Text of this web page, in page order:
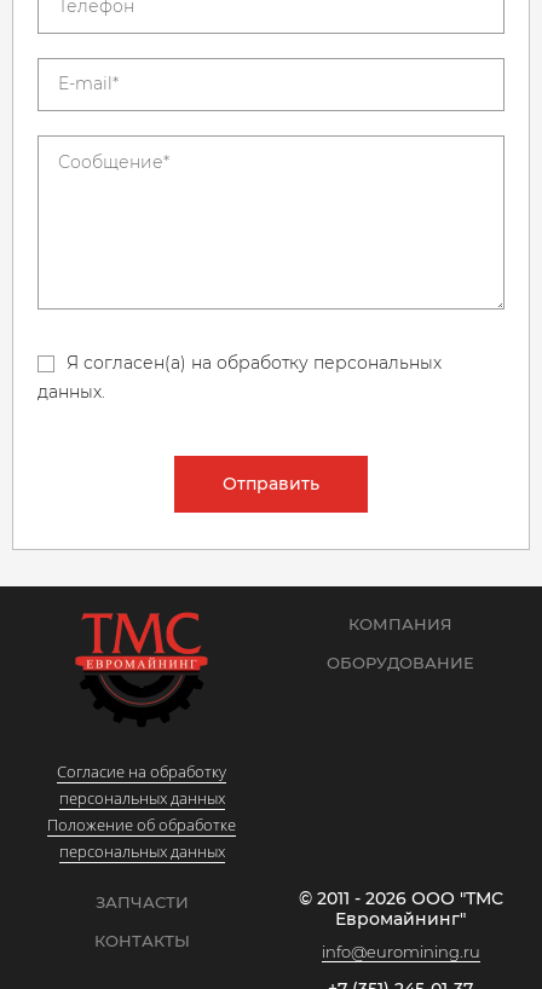
Я согласен(а) на обработку персональных
данных.
Отправить
Согласие на обработку
персональных данных
Положение об обработке
персональных данных
КОМПАНИЯ
ОБОРУДОВАНИЕ
ЗАПЧАСТИ
КОНТАКТЫ
© 2011 - 2026 ООО "ТМС
Евромайнинг"
info@euromining.ru